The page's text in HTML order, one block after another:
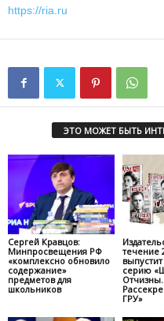
https://ria.ru
ЭТО МОЖЕТ БЫТЬ
Сергей Кравцов:
Минпросвещения РФ
«комплексно обновило
содержание»
предметов для
школьников
течение
серию
Отчизны.
ГРУ»